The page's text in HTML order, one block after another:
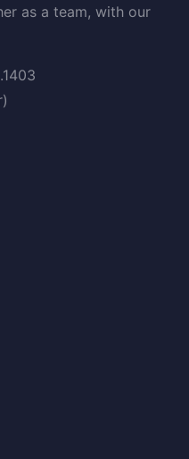
as a team, with our